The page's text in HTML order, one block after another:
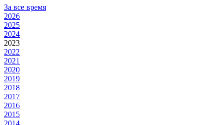
За все время
2026
2025
2024
2023
2022
2021
2020
2019
2018
2017
2016
2015
2014